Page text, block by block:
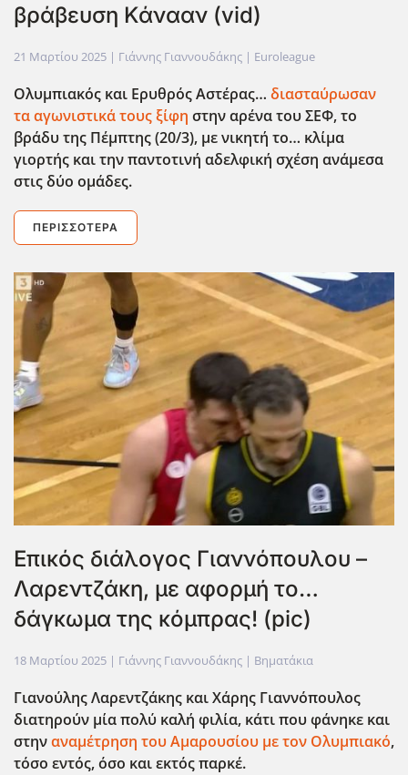
βράβευση Κάνααν (vid)
21 Μαρτίου 2025 | Γιάννης Γιαννουδάκης | Euroleague
Ολυμπιακός και Ερυθρός Αστέρας… διασταύρωσαν
τα αγωνιστικά τους ξίφη στην αρένα του ΣΕΦ, το
βράδυ της Πέμπτης (20/3), με νικητή το… κλίμα
γιορτής και την παντοτινή αδελφική σχέση ανάμεσα
στις δύο ομάδες.
ΠΕΡΙΣΣΌΤΕΡΑ
Επικός διάλογος Γιαννόπουλου –
Λαρεντζάκη, με αφορμή το…
δάγκωμα της κόμπρας! (pic)
18 Μαρτίου 2025 | Γιάννης Γιαννουδάκης | Βηματάκια
Γιανούλης Λαρεντζάκης και Χάρης Γιαννόπουλος
διατηρούν μία πολύ καλή φιλία, κάτι που φάνηκε και
στηναναμέτρηση του Αμαρουσίου με τον Ολυμπιακό,
τόσο εντός, όσο και εκτός παρκέ.